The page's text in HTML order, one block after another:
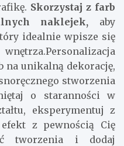
Skorzystaj z farb
naklejek, aby
idealnie wpisze się
na unikalną dekorację,
stworzenia
o staranności w
eksperymentuj z
z pewnością Cię
tworzenia i dodaj